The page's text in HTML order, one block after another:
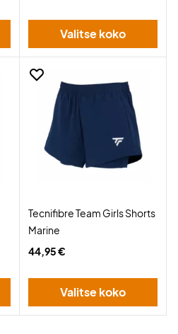
Valitse koko
Tecnifibre Team Girls Shorts
Marine
44,95 €
Valitse koko